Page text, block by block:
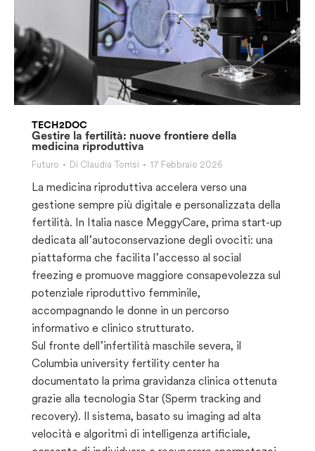
TECH2DOC
Gestire la fertilità: nuove frontiere della
medicina riproduttiva
Futuro Di Claudia Torrisi 17 Febbraio 2026
La medicina riproduttiva accelera verso una
gestione sempre più digitale e personalizzata della
fertilità. In Italia nasce MeggyCare, prima start-up
dedicata all’autoconservazione degli ovociti: una
piattaforma che facilita l’accesso al social
freezing e promuove maggiore consapevolezza sul
potenziale riproduttivo femminile,
accompagnando le donne in un percorso
informativo e clinico strutturato.
Sul fronte dell’infertilità maschile severa, il
Columbia university fertility center ha
documentato la prima gravidanza clinica ottenuta
grazie alla tecnologia Star (Sperm tracking and
recovery). Il sistema, basato su imaging ad alta
velocità e algoritmi di intelligenza artificiale,